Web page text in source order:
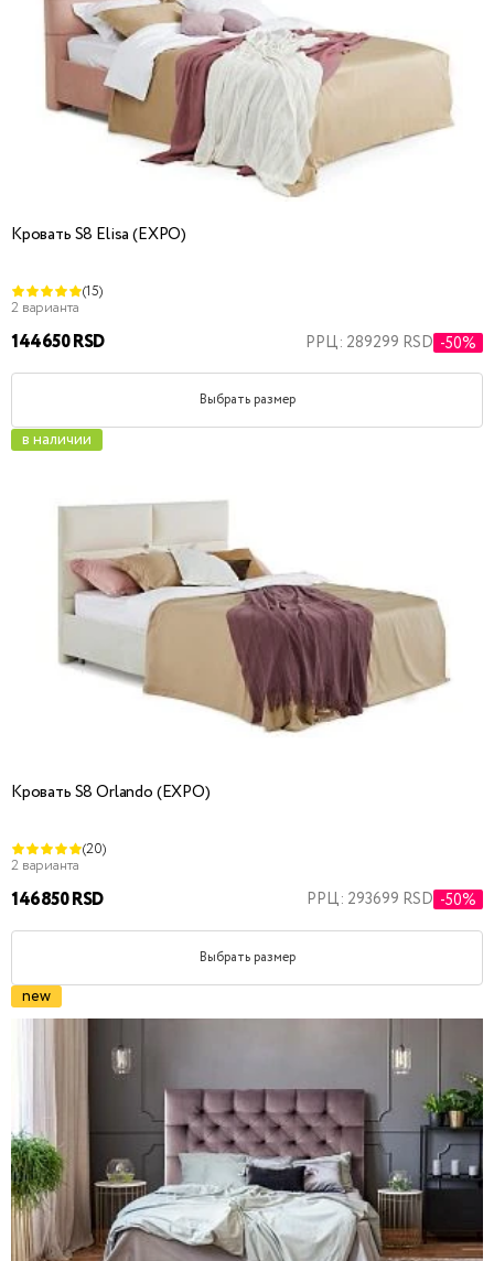
Кровать S8 Elisa (EXPO)
(15)
2 варианта
144650 RSD РРЦ: 289299 RSD -50%
Выбрать размер
в наличии
Кровать S8 Orlando (EXPO)
(20)
2 варианта
146850 RSD РРЦ: 293699 RSD -50%
Выбрать размер
new